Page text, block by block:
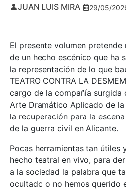
JUAN LUIS MIRA 29/05/
El presente volumen
de un hecho escénico que ha
la representación de lo que
TEATRO CONTRA LA
cargo de la compañía surgida
Arte Dramático Aplicado de
la recuperación para la
de la guerra civil en Alicante.
Pocas herramientas tan útiles
hecho teatral en vivo, para
a la sociedad la palabra que
ocultado o no hemos querido